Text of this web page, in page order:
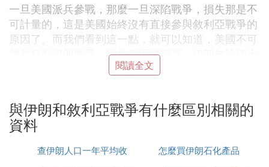
一旦美國派兵參戰，那麼一旦深陷戰爭，損失那是不
可計量的，這是美國始終沒有直接參與敘利亞戰爭的
原因了。而我們看到這一點，就可以知道，美國不可
能敢發動伊朗戰爭，因為原因很簡單。伊朗無論國土
還是人口，那是敘利亞的好多倍，整個綜合國力不在
而且伊朗在神權統治下，百姓思想更加團結一致，更
加的統一，這必然使得伊朗比敘利亞要難打幾十倍。
此外伊朗的武器很厲害，有很多導彈和火箭炮，能夠
自己生產很多武器，而且其國內多山地和高原，易守
閱讀全文
與伊朗和敘利亞戰爭有什麼區別相關的
資料
查伊朗人口一年平均收
怎麼買伊朗石化產品